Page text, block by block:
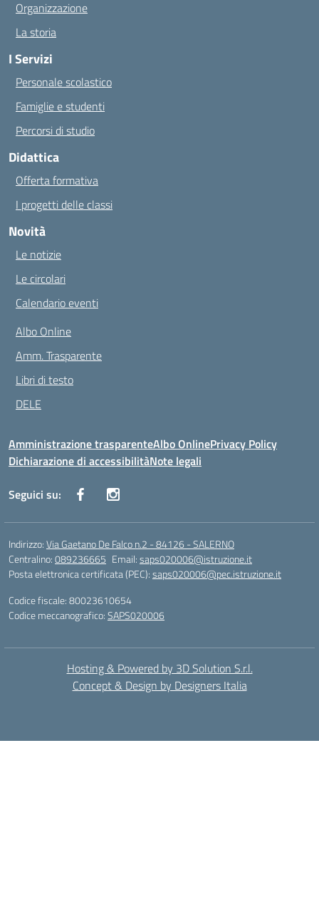
Organizzazione
La storia
I Servizi
Personale scolastico
Famiglie e studenti
Percorsi di studio
Didattica
Offerta formativa
I progetti delle classi
Novità
Le notizie
Le circolari
Calendario eventi
Albo Online
Amm. Trasparente
Libri di testo
DELE
Amministrazione trasparenteAlbo OnlinePrivacy Policy
Dichiarazione di accessibilitàNote legali
Seguici su:
Indirizzo:Via Gaetano De Falco n.2 - 84126 - SALERNO
Centralino:089236665 Email:saps020006@istruzione.it
Posta elettronica certificata (PEC):saps020006@pec.istruzione.it
Codice fiscale: 80023610654
Codice meccanografico:SAPS020006
Hosting & Powered by 3D Solution S.r.l.
Concept & Design by Designers Italia